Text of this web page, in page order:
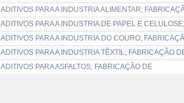
ADITIVOS PARA A INDUSTRIA ALIMENTAR;
ADITIVOS PARA A INDUSTRIA DE PAPEL E
ADITIVOS PARA A INDUSTRIA DO COURO;
ADITIVOS PARA A INDUSTRIA TÊXTIL; FABRICAÇÃO
ADITIVOS PARA ASFALTOS; FABRICAÇÃO DE